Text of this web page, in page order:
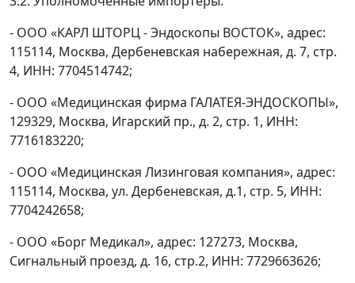
- ООО «КАРЛ ШТОРЦ - Эндоскопы ВОСТОК», адрес:
115114, Москва, Дербеневская набережная, д. 7, стр.
4, ИНН: 7704514742;
- ООО «Медицинская фирма ГАЛАТЕЯ-ЭНДОСКОПЫ»,
129329, Москва, Игарский пр., д. 2, стр. 1, ИНН:
7716183220;
- ООО «Медицинская Лизинговая компания», адрес:
115114, Москва, ул. Дербеневская, д.1, стр. 5, ИНН:
7704242658;
- ООО «Борг Медикал», адрес: 127273, Москва,
Сигнальный проезд, д. 16, стр.2, ИНН: 7729663626;